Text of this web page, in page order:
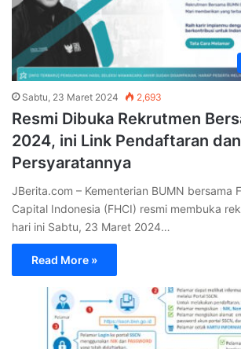
Sabtu, 23 Maret 2024 2,693
Resmi Dibuka Rekrutmen
2024, ini Link Pendaftaran dan
Persyaratannya
JBerita.com – Kementerian BUMN bersama
Capital Indonesia (FHCI) resmi membuka
hari ini Sabtu, 23 Maret 2024…
Read More »